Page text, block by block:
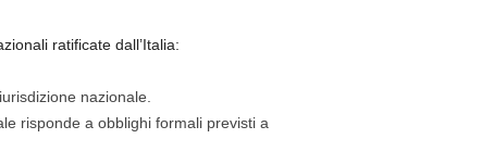
ratificate dall’Italia:
nazionale.
risponde a obblighi formali previsti a